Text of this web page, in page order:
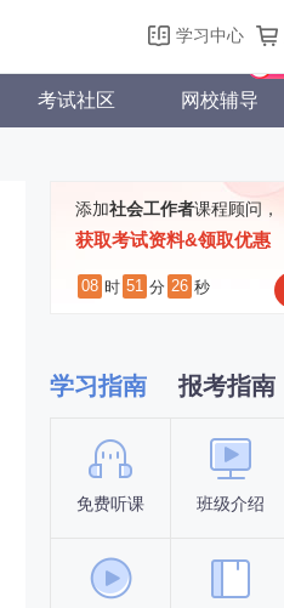
购课车
学习中心
考试社区 网校辅导
添加社会工作者课程顾问，
获取考试资料&领取优惠
08 时 51 分 26 秒
学习指南 报考指南
免费听课 班级介绍